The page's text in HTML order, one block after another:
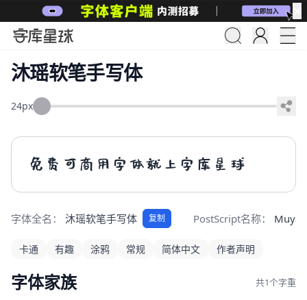
沐瑶软笔手写体
24px
免费可商用字体就上字库星球
字体全名： 沐瑶软笔手写体 复制 PostScript名称：
卡通 有趣 涂鸦 常规 简体中文 作者声明
字体家族 共1个字重